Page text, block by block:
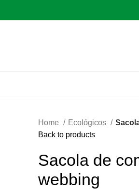
Home Ecológicos
Back to products
Sacola de
webbing